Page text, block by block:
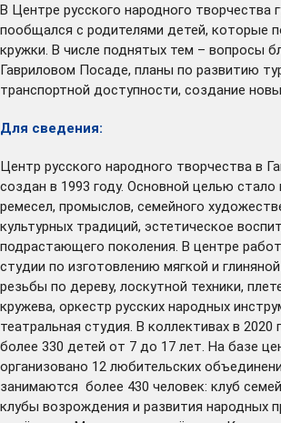
В Центре русского народного творчества
пообщался с родителями детей, которые
кружки. В числе поднятых тем – вопросы
Гавриловом Посаде, планы по развитию
транспортной доступности, создание
Для сведения:
Центр русского народного творчества в
создан в 1993 году. Основной целью
ремесел, промыслов, семейного
культурных традиций, эстетическое
подрастающего поколения. В центре
студии по изготовлению мягкой и
резьбы по дереву, лоскутной техники,
кружева, оркестр русских народных
театральная студия. В коллективах в 2020
более 330 детей от 7 до 17 лет. На базе
организовано 12 любительских
занимаются более 430 человек: клуб
клубы возрождения и развития народных